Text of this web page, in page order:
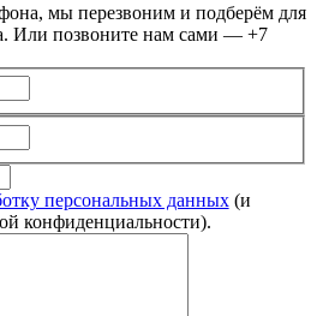
мы перезвоним и подберём для
Или позвоните нам сами — +7
персональных данных(и
конфиденциальности).